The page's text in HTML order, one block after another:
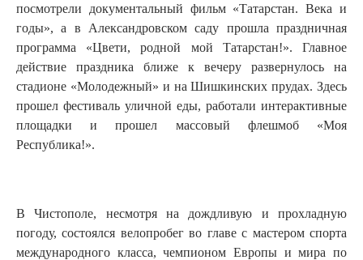
посмотрели документальный фильм «Татарстан. Века и
годы», а в Александровском саду прошла праздничная
программа «Цвети, родной мой Татарстан!». Главное
действие праздника ближе к вечеру развернулось на
стадионе «Молодежный» и на Шишкинских прудах. Здесь
прошел фестиваль уличной еды, работали интерактивные
площадки и прошел массовый флешмоб «Моя
Республика!».
В Чистополе, несмотря на дождливую и прохладную
погоду, состоялся велопробег во главе с мастером спорта
международного класса, чемпионом Европы и мира по